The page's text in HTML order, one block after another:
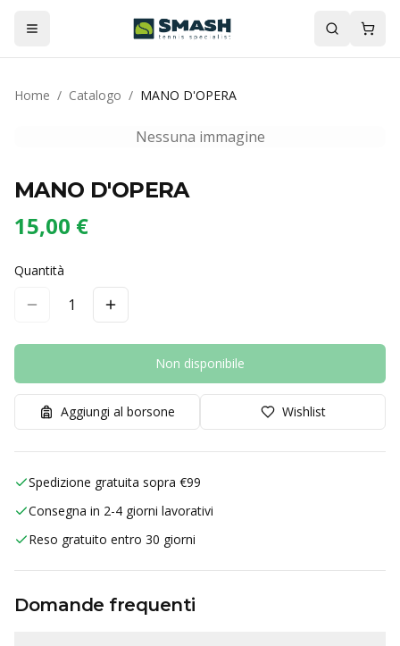
Home / Catalogo / MANO D'OPERA
Nessuna immagine
MANO D'OPERA
15,00 €
Quantità
1
Non disponibile
Aggiungi al borsone Wishlist
Spedizione gratuita sopra €99
Consegna in 2-4 giorni lavorativi
Reso gratuito entro 30 giorni
Domande frequenti